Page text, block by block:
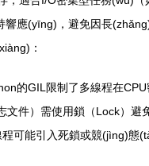
響應(yīng)，避免因長
：
的GIL限制了多線程在
文件）需使用鎖（Lock）避
程可能引入死鎖或競(jìng)態